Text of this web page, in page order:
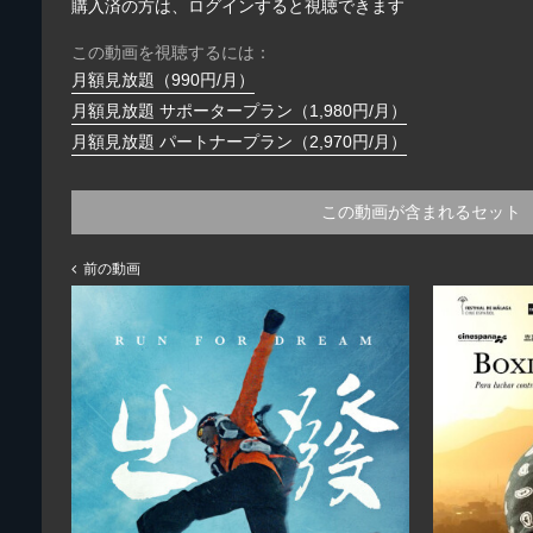
購入済の方は、ログインすると視聴できます
この動画を視聴するには：
月額見放題（990円/月）
月額見放題 サポータープラン（1,980円/月）
月額見放題 パートナープラン（2,970円/月）
この動画が含まれるセット
前の動画